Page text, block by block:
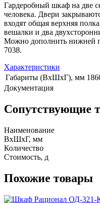
Гардеробный шкаф на две
человека. Двери
входят общая верхняя
вешалки и два
Можно дополнить нижней
7038.
Характеристики
Габариты (ВхШхГ), мм
Документация
Сопутствующие
Наименование
ВхШхГ, мм
Количество
Стоимость, д
Похожие товары